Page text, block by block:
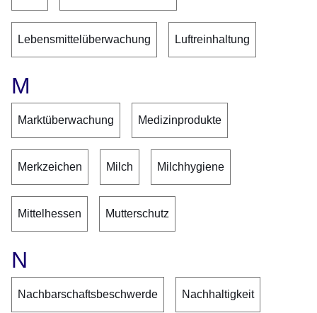
Lebensmittelüberwachung Luftreinhaltung
M
Marktüberwachung Medizinprodukte
Merkzeichen Milch Milchhygiene
Mittelhessen Mutterschutz
N
Nachbarschaftsbeschwerde Nachhaltigkeit